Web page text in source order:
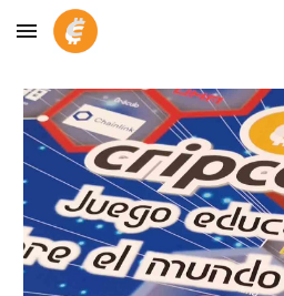
Skip to main content